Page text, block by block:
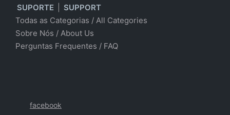
SUPORTE
SUPPORT
Todas as Categorias / All Categories
Sobre Nós / About Us
Perguntas Frequentes / FAQ
facebook